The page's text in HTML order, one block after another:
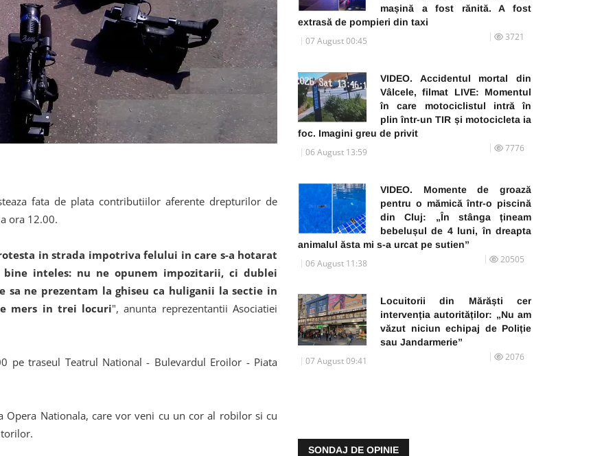
fata de plata contributiilor aferente drepturilor de
ora 12.00.
in strada impotriva felului in care s-a hotarat
inteles: nu ne opunem impozitarii, ci dublei
ne prezentam la ghiseu ca huliganii la sectie in
mers in trei locuri", anunta reprezentantii Asociatiei
pe traseul Teatrul National - Bulevardul Eroilor - Piata
Opera Nationala, care vor veni cu un cor al robilor si cu
mașină a fost rănită. A fost
extrasă de pompieri din taxi
07 August 00:45 3721
VIDEO. Accidentul mortal din
Vâlcele, filmat LIVE: Momentul
în care motociclistul intră în
plin într-un TIR și motocicleta ia
foc. Imagini greu de privit
06 August 13:59 7776
VIDEO. Momente de groază
pentru o mămică într-o piscină
din Cluj: „În stânga țineam
bebelușul de 4 luni, în dreapta
animalul ăsta mi s-a urcat pe sutien”
06 August 11:38 20505
Locuitorii din Mărăști cer
intervenția autorităților: „Nu am
văzut niciun echipaj de Poliție
sau Jandarmerie”
07 August 09:41 2076
SONDAJ DE OPINIE